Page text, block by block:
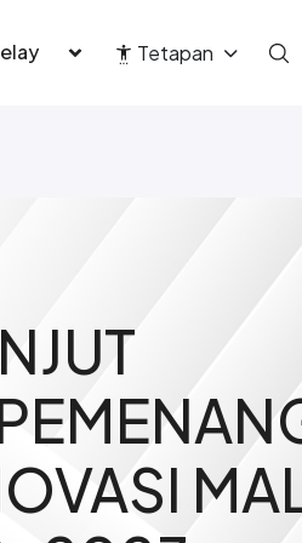
Tetapan